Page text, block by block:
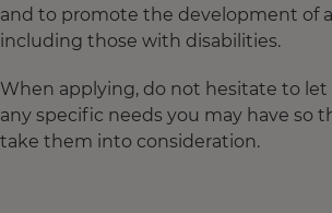
and to promote the development of
including those with disabilities.
When applying, do not hesitate to let
any specific needs you may have so
take them into consideration.